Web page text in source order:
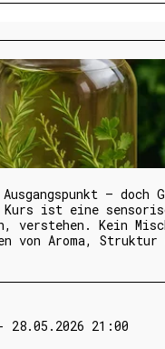
– doch
ist eine
verstehen. Kein
von Aroma, Struktur
28.05.2026 21:00